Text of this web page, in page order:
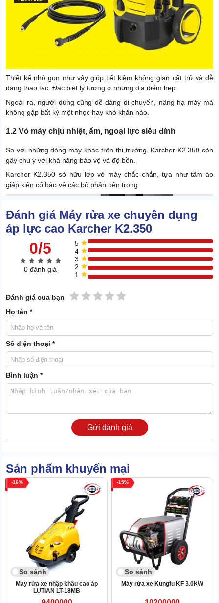
Thiết kế nhỏ gọn như vậy giúp tiết kiệm không gian cất trữ và dễ
dàng thao tác. Đặc biệt lý tưởng ở những địa điểm hẹp.
Ngoài ra, người dùng cũng dễ dàng di chuyển, nâng hạ máy mà
không gặp bất kỳ mệt nhọc hay khó khăn nào.
1.2 Vỏ máy chịu nhiệt, ẩm, ngoại lực siêu đỉnh
So với những dòng máy khác trên thị trường, Karcher K2.350 còn
gây chú ý với khả năng bảo vệ và độ bền.
Karcher K2.350 sở hữu lớp vỏ máy chắc chắn, tựa như tấm áo
giáp kiên cố bảo vệ các bộ phận bên trong.
Chất liệu vỏ đạt chuẩn 3C: “Chống nhiệt - Chịu ẩm - Chống va
đập”. Dù trong điều kiện thời tiết và môi trường khắc nghiệt,
vẫn đảm bảo hoạt động ổn định.
1.3 Cơ chế auto hút nước, bớt công sức
Không chỉ nổi bật với vẻ bề ngoài, Karcher K2.350 còn tạo dấu ấn
với cơ chế hút tự động hút nước từ nguồn cấp.
Chỉ cần kết nối máy với nguồn nước, máy sẽ tự động hút nước.
Máy rửa xe cao áp Karcher
cho khả năng phun nước với lưu
lượng 6 lít/phút giúp loại bỏ các vết bẩn cứng đầu trên xe.
Đặc biệt, ở cơ chế này, máy rửa xe áp lựccó thể hoạt động cả khi
không có áp lực nước mạnh từ nguồn cấp.
Đánh giá Máy rửa xe chuyên dụng
áp lực cao Karcher K2.350
0/5
0 đánh giá
5
4
3
2
1
Đánh giá của bạn 5 sao
4 sao
3 sao
2 sao
1 sao
Họ tên *
Số điện thoại *
Bình luận *
Gửi đánh giá
Sản phẩm khuyến mại
16
So sánh
Máy rửa xe nhập khẩu cao áp
LUTIAN LT-18MB
15
So sánh
Máy rửa xe Kungfu KF 3.0KW